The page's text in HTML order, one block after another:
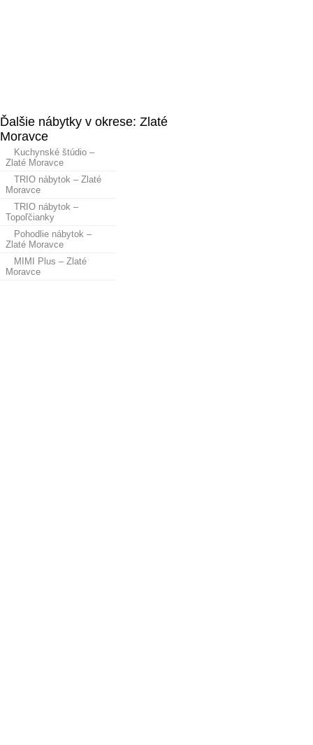
Ďalšie nábytky v okrese: Zlaté
Moravce
Kuchynské štúdio –
Zlaté Moravce
TRIO nábytok – Zlaté
Moravce
TRIO nábytok –
Topoľčianky
Pohodlie nábytok –
Zlaté Moravce
MIMI Plus – Zlaté
Moravce